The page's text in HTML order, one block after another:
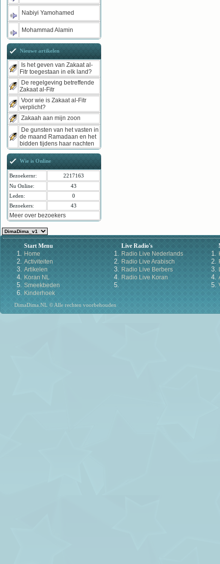
Nabiyi Yamohamed
Mohammad Alamin
Nieuwe artikelen
Is het geven van Zakaat al-
Fitr toegestaan in elk land?
De regelgeving betreffende
Zakaat al-Fitr
Voor wie is Zakaat al-Fitr
verplicht?
Zakaah aan mijn zoon
De gunsten van het vasten in
de maand Ramadaan en het
bidden tijdens haar nachten
Wie is Online
Bezoekernr:
2217163
Nu Online:
43
Leden:
0
Bezoekers:
43
Meer over bezoekers
Start Menu
Home
Activiteiten
Artikelen
Koran NL
Smeekbeden
Kinderhoek
Live Radio's
Radio Live Nederlands
Radio Live Arabisch
Radio Live Berbers
Radio Live Koran
DimaDima.NL © Alle rechten voorbehouden